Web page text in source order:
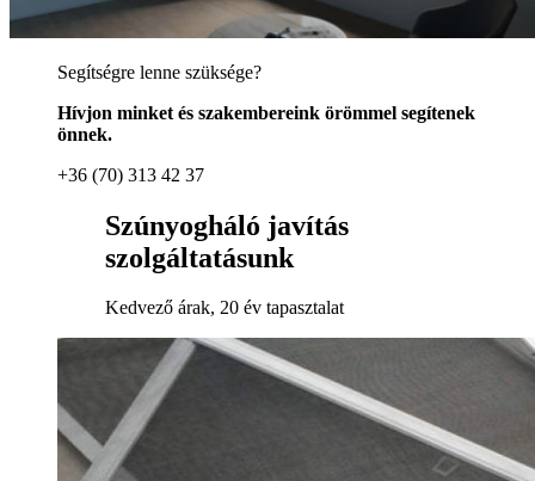
Segítségre lenne szüksége?
Hívjon minket és szakembereink örömmel segítenek
önnek.
+36 (70) 313 42 37
Szúnyogháló javítás
szolgáltatásunk
Kedvező árak, 20 év tapasztalat